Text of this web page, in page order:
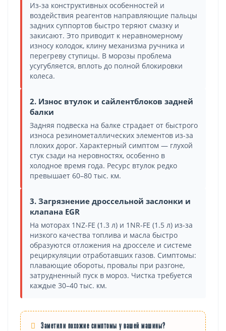
Из-за конструктивных особенностей и
воздействия реагентов направляющие пальцы
задних суппортов быстро теряют смазку и
закисают. Это приводит к неравномерному
износу колодок, клину механизма ручника и
перегреву ступицы. В морозы проблема
усугубляется, вплоть до полной блокировки
колеса.
2. Износ втулок и сайлентблоков задней
балки
Задняя подвеска на балке страдает от быстрого
износа резинометаллических элементов из-за
плохих дорог. Характерный симптом — глухой
стук сзади на неровностях, особенно в
холодное время года. Ресурс втулок редко
превышает 60–80 тыс. км.
3. Загрязнение дроссельной заслонки и
клапана EGR
На моторах 1NZ-FE (1.3 л) и 1NR-FE (1.5 л) из-за
низкого качества топлива и масла быстро
образуются отложения на дросселе и системе
рециркуляции отработавших газов. Симптомы:
плавающие обороты, провалы при разгоне,
затрудненный пуск в мороз. Чистка требуется
каждые 30–40 тыс. км.
Заметили похожие симптомы у вашей машины?